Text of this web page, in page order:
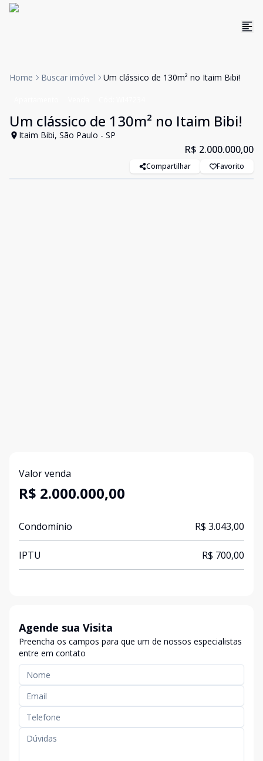
Home Buscar imóvel Um clássico de 130m² no Itaim Bibi!
Um clássico de 130m² no Itaim Bibi!
Itaim Bibi, São Paulo - SP
R$ 2.000.000,00
Compartilhar Favorito
Valor venda
R$ 2.000.000,00
Condomínio R$ 3.043,00
IPTU R$ 700,00
Agende sua Visita
Preencha os campos para que um de nossos especialistas
entre em contato